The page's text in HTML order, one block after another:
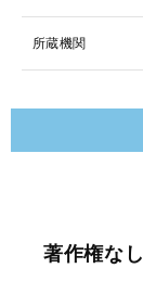
所蔵機関
著作権なし